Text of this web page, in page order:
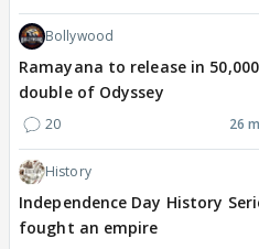
Bollywood
Ramayana to release in
double of Odyssey
20 26
History
Independence Day History
fought an empire